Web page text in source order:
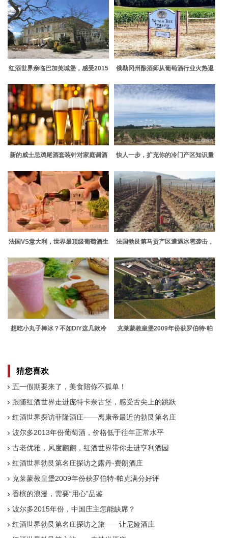
红酒世界亲临巴加芙城堡，感受2015
俄勒冈州酿酒师从葡萄酒行业火热退
新的威士忌鸡尾酒套装针对家庭调酒
快人一步，扩充你的冷门产区知识量
法国VS意大利，世界最顶级葡萄酒生
法国勃艮第马贡产区遭遇冰雹袭击，
想吃小丸子棒冰？不如DIY这几款冷
克莱蒙教皇堡2009年份获罗伯特·帕
猜您喜欢
五一假期要来了，美食陪你不孤单！
跟随红酒世界走进庞特卡奈古堡，感受舌尖上的跳跃
红酒世界探访菲隆酒庄——离康帝最近的勃艮第名庄
波尔多2013年份葡萄酒，价格低于往年正常水平
古老优雅，风度翩翩，红酒世界带你走进亨利酒园
红酒世界勃艮第名庄探访之露丹-费朗酒庄
克莱蒙教皇堡2009年份获罗伯特·帕克满分好评
香槟的浪漫，需要“用心”品鉴
波尔多2015年份，中国庄主怎能缺席？
红酒世界勃艮第名庄探访之旅——让尼娅酒庄